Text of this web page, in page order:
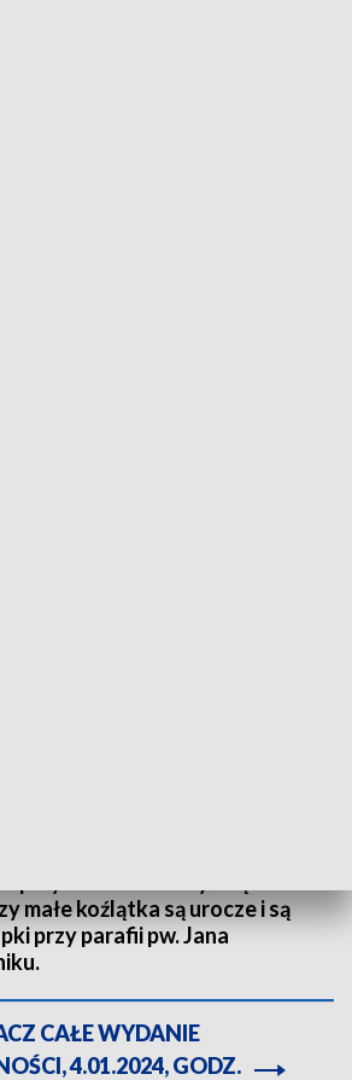
małe koźlątka są urocze i są
przy parafii pw. Jana
CAŁE WYDANIE
4.01.2024, GODZ.